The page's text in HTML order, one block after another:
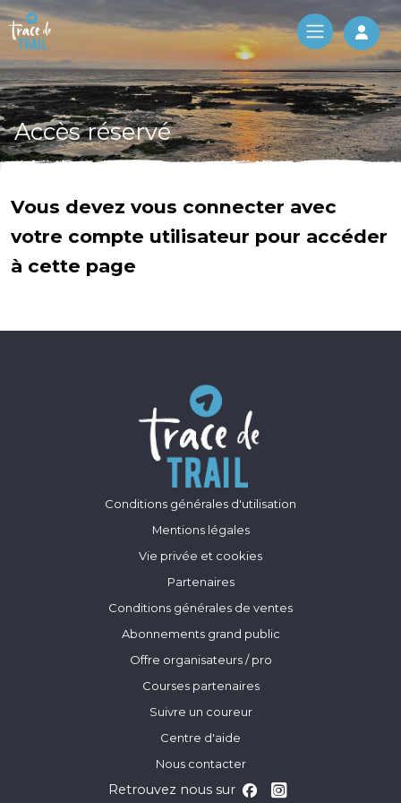
Log
Accès réservé
Vous devez vous connecter avec
votre compte utilisateur pour accéder
à cette page
Conditions générales d'utilisation
Mentions légales
Vie privée et cookies
Partenaires
Conditions générales de ventes
Abonnements grand public
Offre organisateurs / pro
Courses partenaires
Suivre un coureur
Centre d'aide
Nous contacter
Retrouvez nous sur